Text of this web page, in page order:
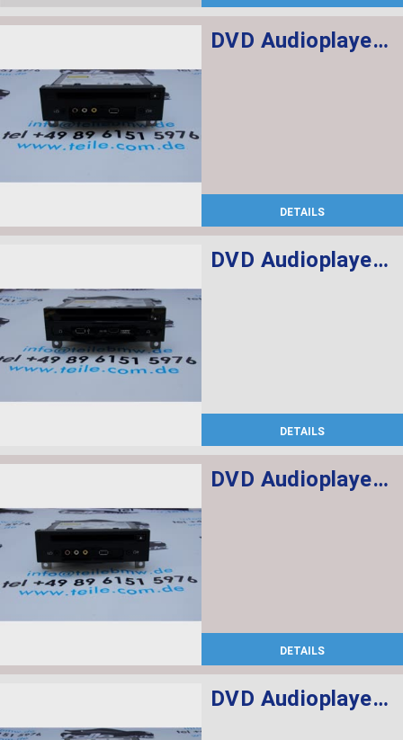
DVD Audioplayer Fond
DETAILS
DVD Audioplayer Fond
DETAILS
DVD Audioplayer Fond
DETAILS
DVD Audioplayer Fond